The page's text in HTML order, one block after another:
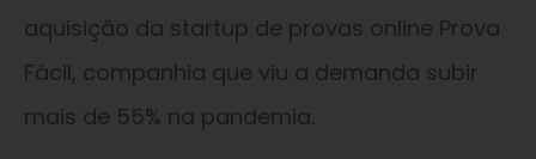
aquisição da startup de provas online Prova
Fácil, companhia que viu a demanda subir
mais de 55% na pandemia.